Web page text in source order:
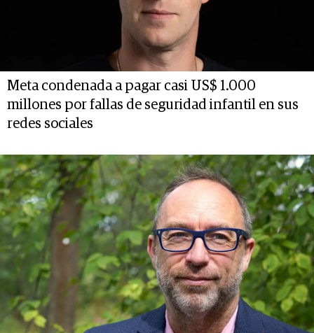
Meta condenada a pagar casi US$ 1.000
millones por fallas de seguridad infantil en sus
redes sociales